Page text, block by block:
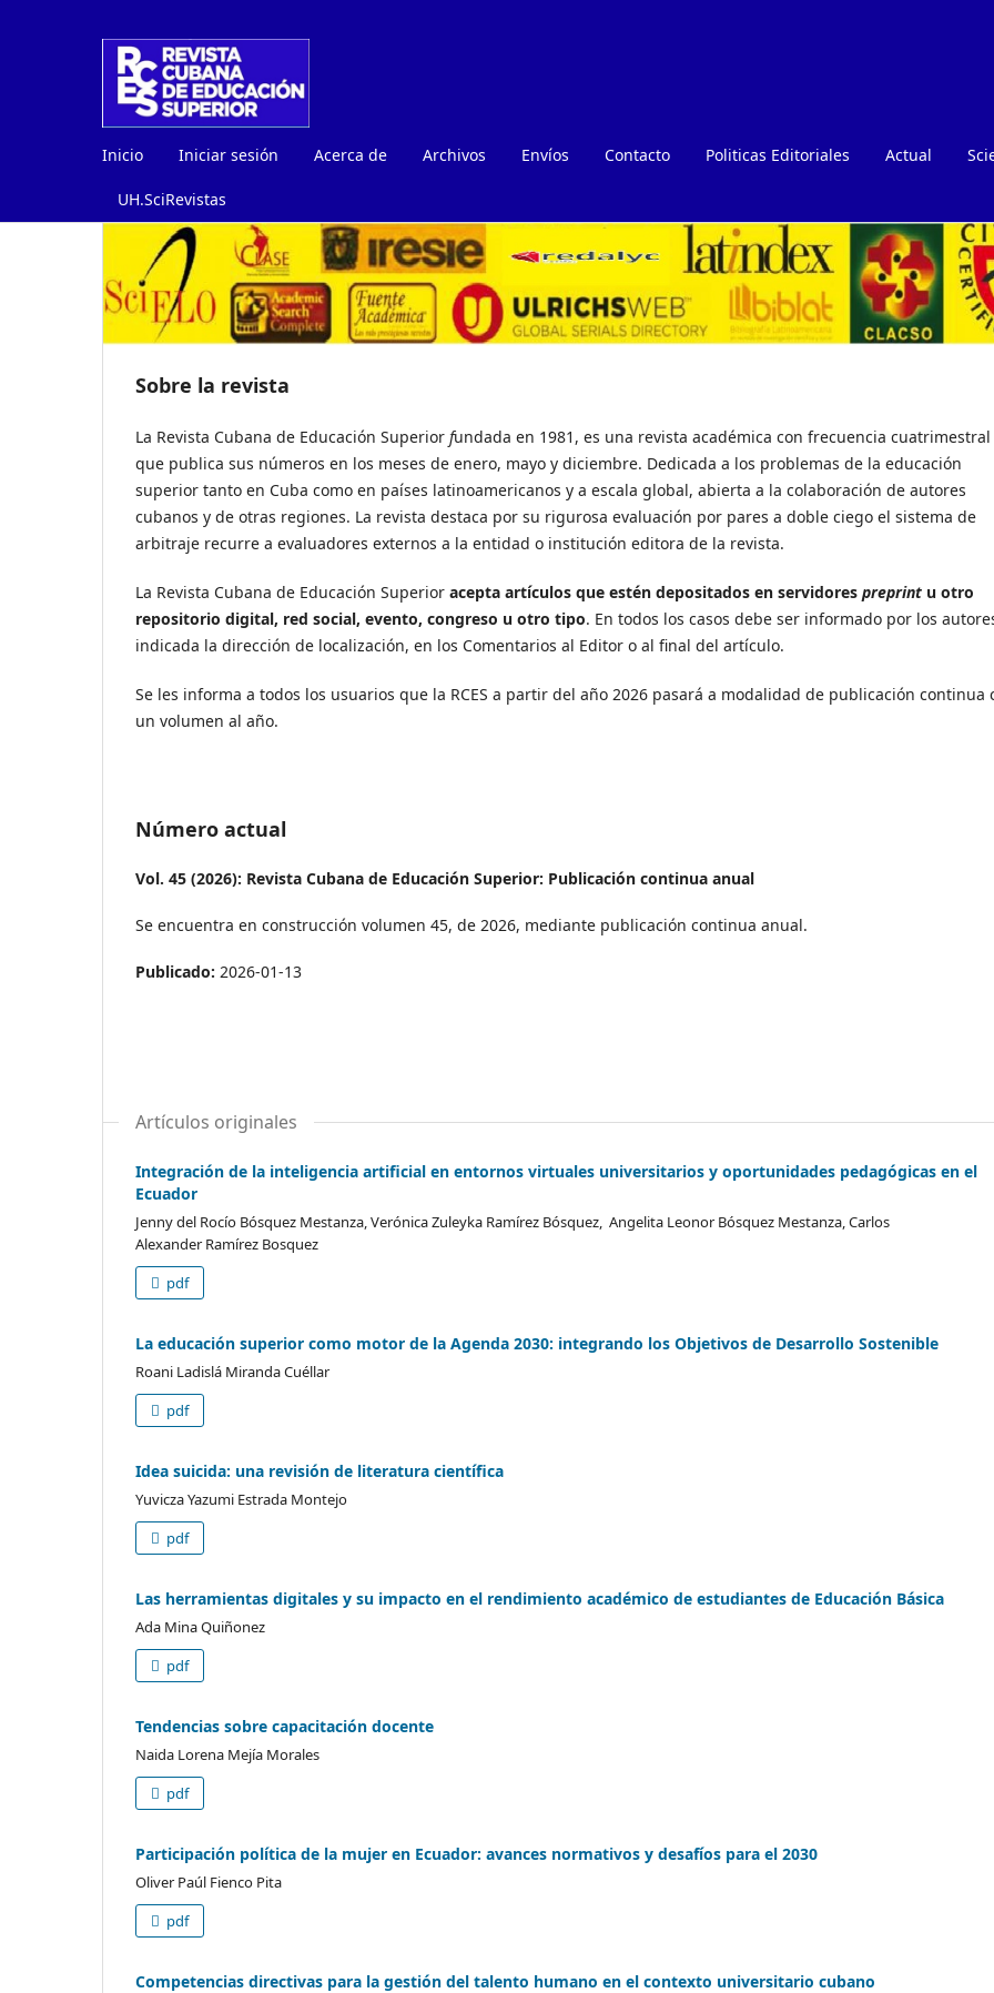
Inicio Iniciar sesión Acerca de Archivos Envíos Contacto Politicas Editoriales Actual
UH.SciRevistas
Sobre la revista
La Revista Cubana de Educación Superior fundada en 1981, es una revista académica con frecuencia cuatrimestral
que publica sus números en los meses de enero, mayo y diciembre. Dedicada a los problemas de la educación
superior tanto en Cuba como en países latinoamericanos y a escala global, abierta a la colaboración de autores
cubanos y de otras regiones. La revista destaca por su rigurosa evaluación por pares a doble ciego el sistema de
arbitraje recurre a evaluadores externos a la entidad o institución editora de la revista.
La Revista Cubana de Educación Superior acepta artículos que estén depositados en servidores preprint u otro
repositorio digital, red social, evento, congreso u otro tipo. En todos los casos debe ser informado por los
indicada la dirección de localización, en los Comentarios al Editor o al final del artículo.
Se les informa a todos los usuarios que la RCES a partir del año 2026 pasará a modalidad de publicación continua
un volumen al año.
Número actual
Vol. 45 (2026): Revista Cubana de Educación Superior: Publicación continua anual
Se encuentra en construcción volumen 45, de 2026, mediante publicación continua anual.
Publicado: 2026-01-13
Artículos originales
Integración de la inteligencia artificial en entornos virtuales universitarios y oportunidades pedagógicas en el
Ecuador
Jenny del Rocío Bósquez Mestanza, Verónica Zuleyka Ramírez Bósquez, Angelita Leonor Bósquez Mestanza, Carlos
Alexander Ramírez Bosquez
pdf
La educación superior como motor de la Agenda 2030: integrando los Objetivos de Desarrollo Sostenible
Roani Ladislá Miranda Cuéllar
pdf
Idea suicida: una revisión de literatura científica
Yuvicza Yazumi Estrada Montejo
pdf
Las herramientas digitales y su impacto en el rendimiento académico de estudiantes de Educación Básica
Ada Mina Quiñonez
pdf
Tendencias sobre capacitación docente
Naida Lorena Mejía Morales
pdf
Participación política de la mujer en Ecuador: avances normativos y desafíos para el 2030
Oliver Paúl Fienco Pita
pdf
Competencias directivas para la gestión del talento humano en el contexto universitario cubano